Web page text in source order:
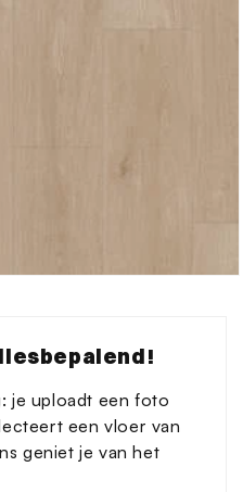
je uploadt een foto
een vloer van
geniet je van het